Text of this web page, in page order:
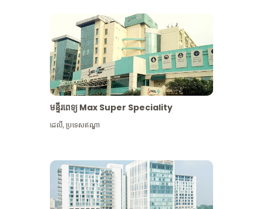
មន្ទីរពេទ្យ Max Super Speciality
ដេលី,ប្រទេសឥណ្ឌា